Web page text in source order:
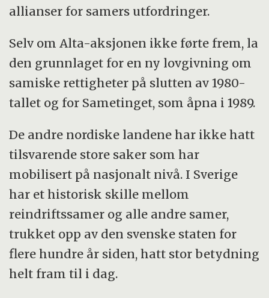
allianser for samers utfordringer.
Selv om Alta-aksjonen ikke førte frem, la
den grunnlaget for en ny lovgivning om
samiske rettigheter på slutten av 1980-
tallet og for Sametinget, som åpna i 1989.
De andre nordiske landene har ikke hatt
tilsvarende store saker som har
mobilisert på nasjonalt nivå. I Sverige
har et historisk skille mellom
reindriftssamer og alle andre samer,
trukket opp av den svenske staten for
flere hundre år siden, hatt stor betydning
helt fram til i dag.